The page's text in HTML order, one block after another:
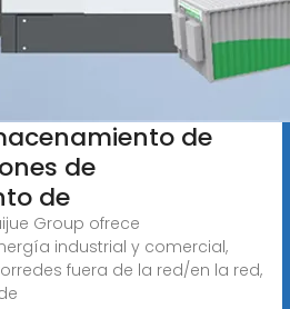
de
de
de
Group ofrece
industrial y comercial,
fuera de la red/en la red,